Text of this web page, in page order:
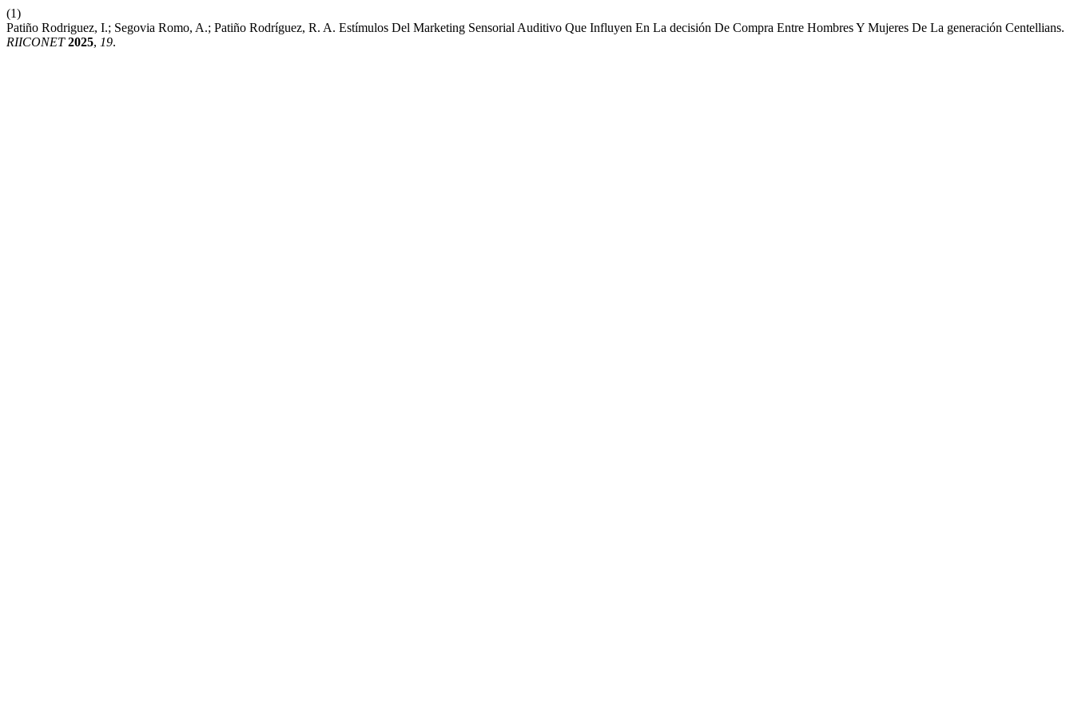
(1)
Patiño Rodriguez, I.; Segovia Romo, A.; Patiño Rodríguez, R. A. Estímulos Del Marketing Sensorial Auditivo Que Influyen En La decisión De Compra Entre Hombres Y Mujeres De La generación Centellians.
RIICONET 2025, 19.